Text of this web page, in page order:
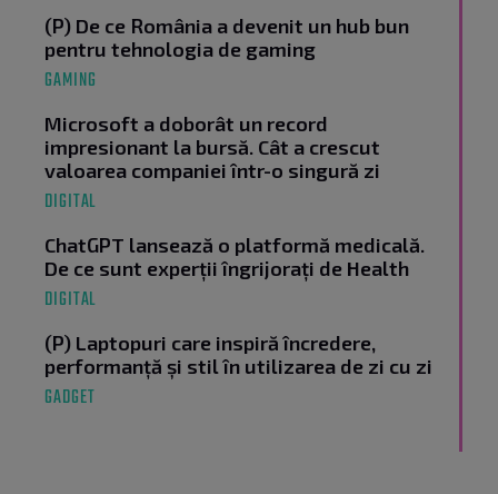
(P) De ce România a devenit un hub bun
pentru tehnologia de gaming
GAMING
Microsoft a doborât un record
impresionant la bursă. Cât a crescut
valoarea companiei într-o singură zi
DIGITAL
ChatGPT lansează o platformă medicală.
De ce sunt experții îngrijorați de Health
DIGITAL
(P) Laptopuri care inspiră încredere,
performanță și stil în utilizarea de zi cu zi
GADGET